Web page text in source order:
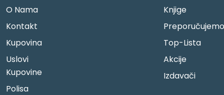
O Nama
Kontakt
Kupovina
Uslovi
Kupovine
Polisa
Knjige
Preporučujemo
Top-Lista
Akcije
Izdavači